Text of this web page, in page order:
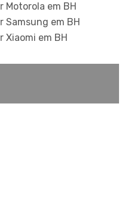
em BH
em BH
em BH